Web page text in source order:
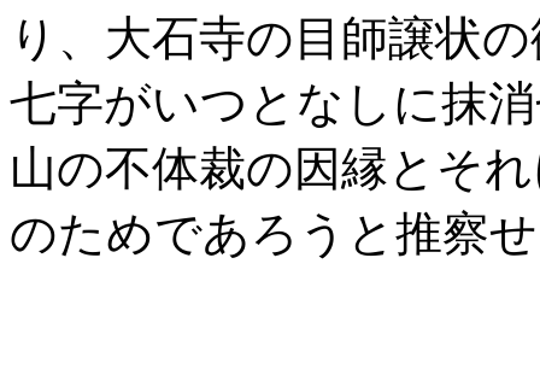
り、大石寺の目師譲状
七字がいつとなしに抹
山の不体裁の因縁とそ
のためであろうと推察